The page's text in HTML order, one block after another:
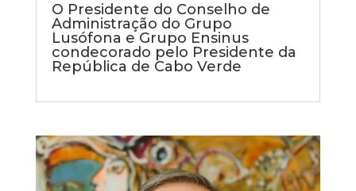
O Presidente do Conselho de
Administração do Grupo
Lusófona e Grupo Ensinus
condecorado pelo Presidente da
República de Cabo Verde